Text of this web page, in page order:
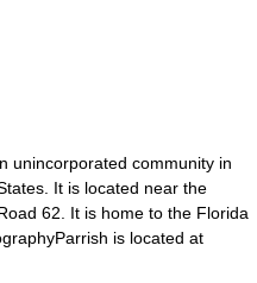
unincorporated community in
It is located near the
62. It is home to the Florida
is located at